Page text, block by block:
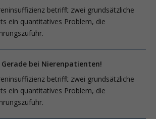
betrifft zwei grundsätzliche
ein quantitatives Problem, die
bei Nierenpatienten!
betrifft zwei grundsätzliche
ein quantitatives Problem, die